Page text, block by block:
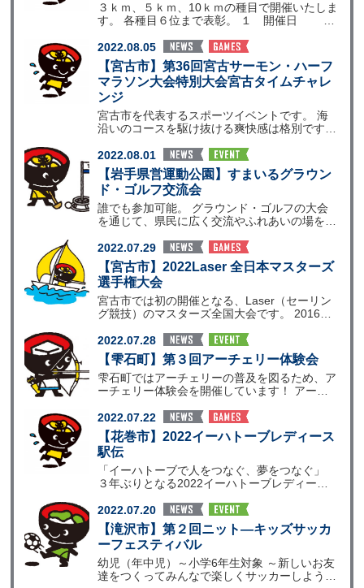
３ｋｍ、５ｋｍ、10ｋｍの種目で開催いたしま
す。 各種目６位まで表彰。 １ 開催日 令
2022.08.05
【宮古市】第36回宮古サーモン・ハーフ
マラソン大会特別大会宮古タイムチャレ
ンジ
宮古市を代表するスポーツイベントです。 海
沿いのコースを駆け抜ける爽快感は格別です。
2022.08.01
【岩手県営運動公園】すまいるグラウン
ド・ゴルフ交流会
誰でも参加可能。 グラウンド・ゴルフの大会
を通じて、県民に広く交流やふれあいの場を提
2022.07.29
【宮古市】2022Laser 全日本マスターズ
選手権大会
宮古市では初の開催となる、Laser（セーリン
グ競技）のマスターズ全国大会です。 2016年
2022.07.28
【雫石町】第３回アーチェリー体験会
雫石町ではアーチェリーの普及を図るため、ア
ーチェリー体験会を開催しています！ アーチ
2022.07.22
【花巻市】2022イーハトーブレディース
駅伝
「イーハトーブで人をつなぐ、夢をつなぐ」
３年ぶりとなる2022イーハトーブレディース
2022.07.20
【滝沢市】第２回ニット―キッズサッカ
ーフェスティバル
幼児（年中児）～小学6年生対象 ～新しいお友
達をつくってみんなで楽しくサッカーしよう！